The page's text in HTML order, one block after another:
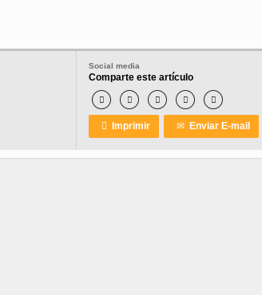
Social media
Comparte este artículo
    
 Imprimir ✉ Enviar E-mail